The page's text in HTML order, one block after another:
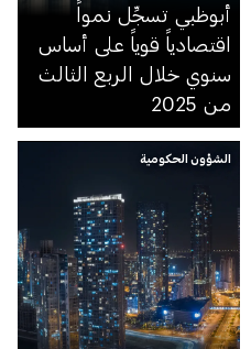
أبوظبي تسجِّل نمواً
اقتصادياً قوياً على أساس
سنوي خلال الربع الثالث
من 2025
الشؤون الحكومية